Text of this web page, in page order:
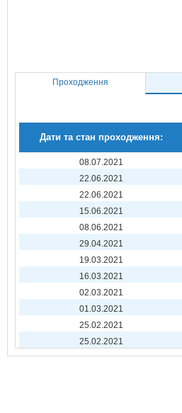
Проходження
Дати та стан проходження:
08.07.2021
22.06.2021
22.06.2021
15.06.2021
08.06.2021
29.04.2021
19.03.2021
16.03.2021
02.03.2021
01.03.2021
25.02.2021
25.02.2021